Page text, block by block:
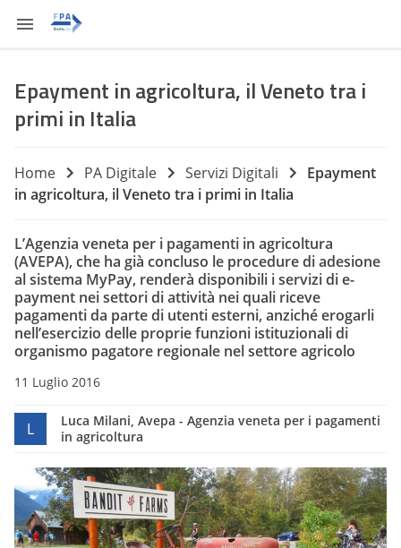
Epayment in agricoltura, il Veneto tra i
primi in Italia
Home PA Digitale Servizi Digitali
Epayment
in agricoltura, il Veneto tra i primi in Italia
L’Agenzia veneta per i pagamenti in agricoltura
(AVEPA), che ha già concluso le procedure di adesione
al sistema MyPay, renderà disponibili i servizi di e-
payment nei settori di attività nei quali riceve
pagamenti da parte di utenti esterni, anziché erogarli
nell’esercizio delle proprie funzioni istituzionali di
organismo pagatore regionale nel settore agricolo
11 Luglio 2016
L
Luca Milani, Avepa - Agenzia veneta per i pagamenti
in agricoltura